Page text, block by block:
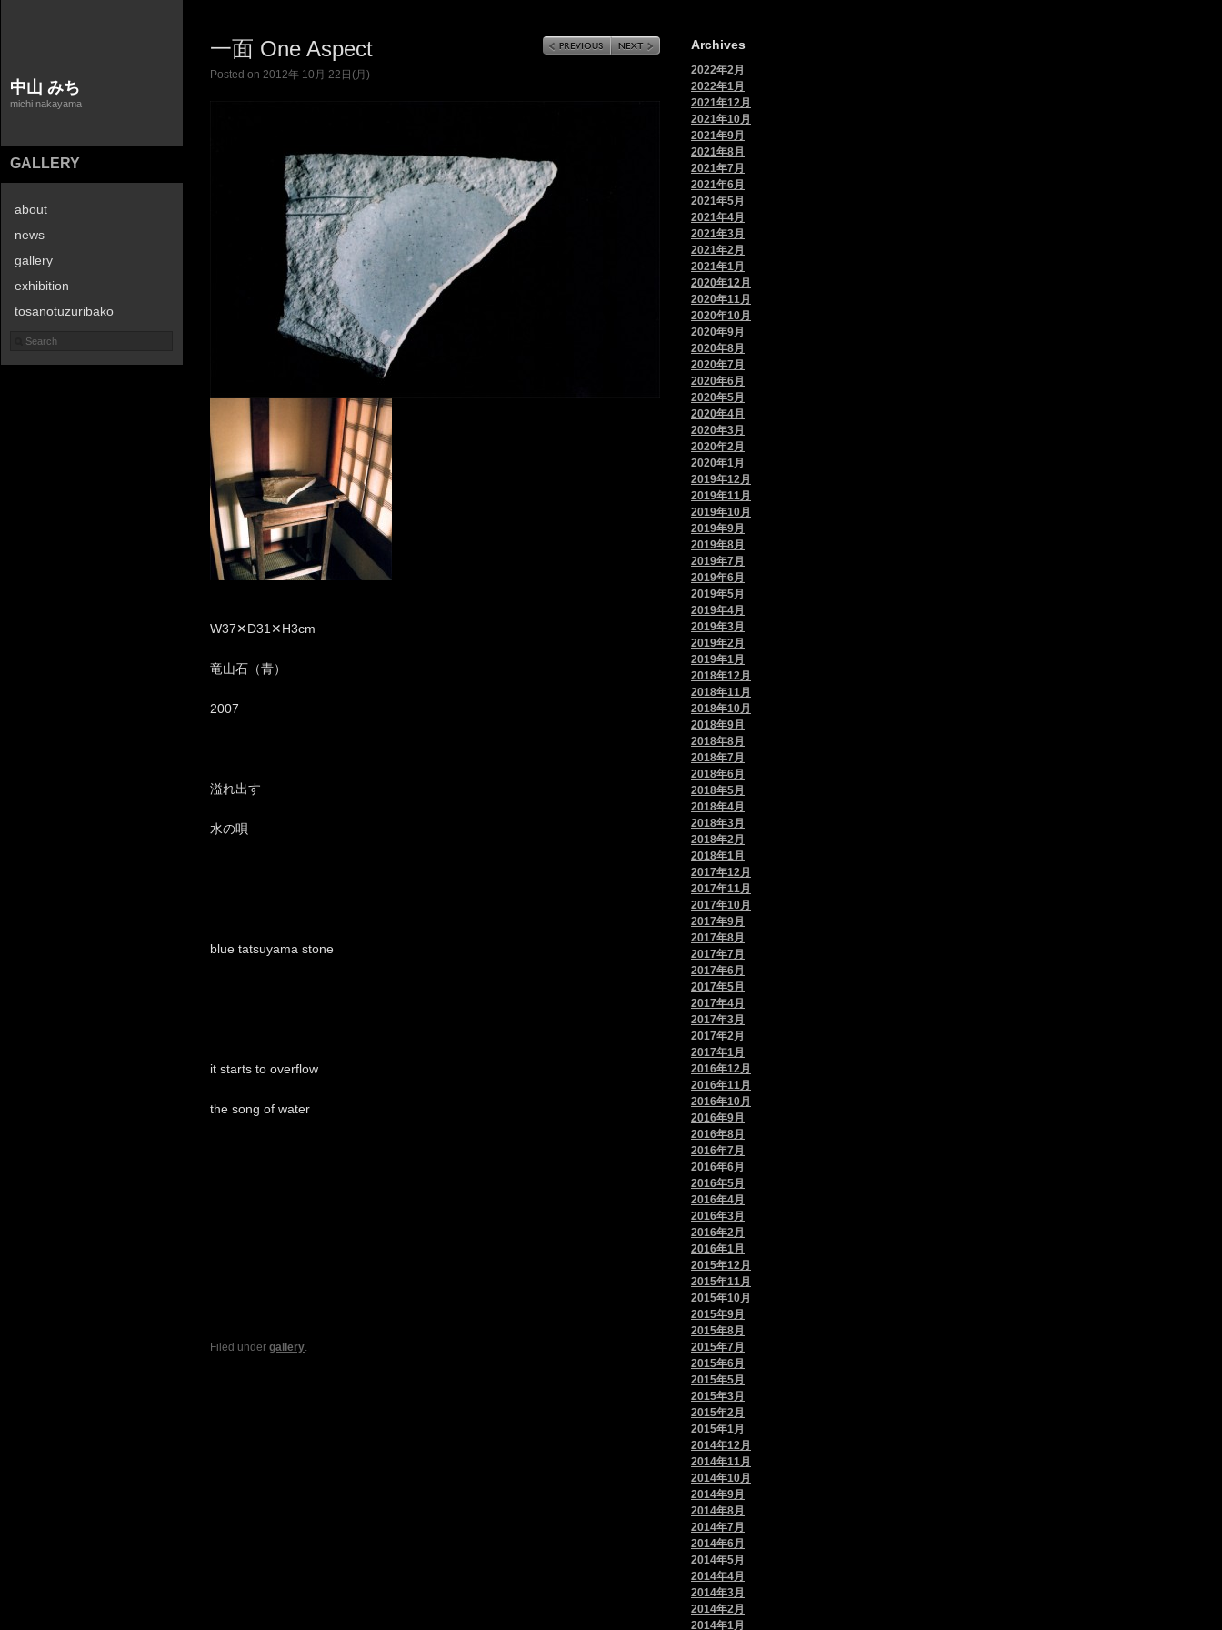
中山 みち
michi nakayama
GALLERY
about
news
gallery
exhibition
tosanotuzuribako
contact
一面 One Aspect
Posted on 2012年 10月 22日(月)
W37✕D31✕H3cm
竜山石（青）
2007
溢れ出す
水の唄
blue tatsuyama stone
it starts to overflow
the song of water
Filed under gallery.
Archives
2022年2月
2022年1月
2021年12月
2021年10月
2021年9月
2021年8月
2021年7月
2021年6月
2021年5月
2021年4月
2021年3月
2021年2月
2021年1月
2020年12月
2020年11月
2020年10月
2020年9月
2020年8月
2020年7月
2020年6月
2020年5月
2020年4月
2020年3月
2020年2月
2020年1月
2019年12月
2019年11月
2019年10月
2019年9月
2019年8月
2019年7月
2019年6月
2019年5月
2019年4月
2019年3月
2019年2月
2019年1月
2018年12月
2018年11月
2018年10月
2018年9月
2018年8月
2018年7月
2018年6月
2018年5月
2018年4月
2018年3月
2018年2月
2018年1月
2017年12月
2017年11月
2017年10月
2017年9月
2017年8月
2017年7月
2017年6月
2017年5月
2017年4月
2017年3月
2017年2月
2017年1月
2016年12月
2016年11月
2016年10月
2016年9月
2016年8月
2016年7月
2016年6月
2016年5月
2016年4月
2016年3月
2016年2月
2016年1月
2015年12月
2015年11月
2015年10月
2015年9月
2015年8月
2015年7月
2015年6月
2015年5月
2015年3月
2015年2月
2015年1月
2014年12月
2014年11月
2014年10月
2014年9月
2014年8月
2014年7月
2014年6月
2014年5月
2014年4月
2014年3月
2014年2月
2014年1月